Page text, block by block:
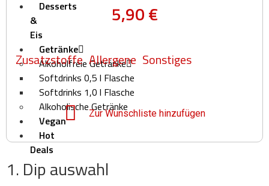
Desserts
&
Eis
Getränke
Alkoholfreie Getränke
Softdrinks 0,5 l Flasche
Softdrinks 1,0 l Flasche
Alkoholische Getränke
Vegan
Hot
Deals
Deals
Pizza
5,90€
Zusatzstoffe Allergene Sonstiges
Zur Wunschliste hinzufügen
1. Dip auswahl